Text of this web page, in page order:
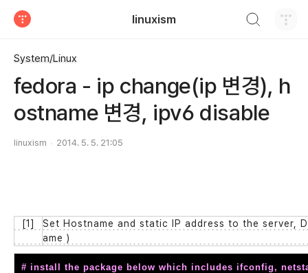
linuxism
System/Linux
fedora - ip change(ip 변경), h
ostname 변경, ipv6 disable
linuxism 2014. 5. 5. 21:05
[1]
Set Hostname and static IP address to the
ame )
# install the package below which includes ifconfig,